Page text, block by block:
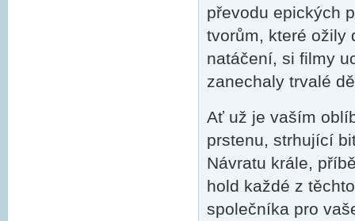
převodu epických
tvorům, které ožily
natáčení, si filmy
zanechaly trvalé
Ať už je vaším
prstenu, strhující
Návratu krále,
hold každé z
společníka pro